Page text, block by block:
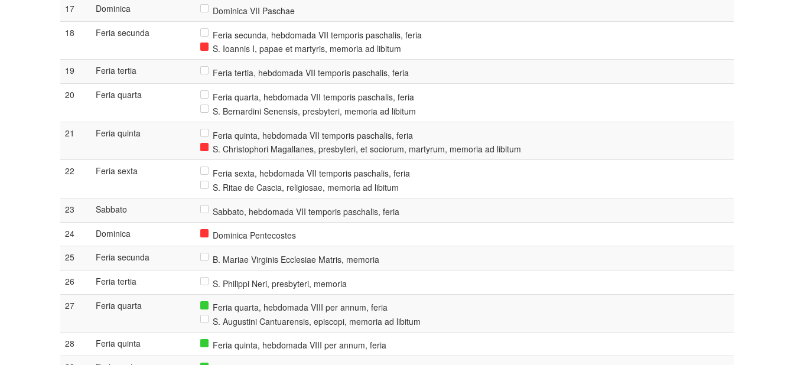
17
Dominica
Dominica VII Paschae
18
Feria secunda
Feria secunda, hebdomada VII temporis paschalis, feria
S. Ioannis I, papae et martyris, memoria ad libitum
19
Feria tertia
Feria tertia, hebdomada VII temporis paschalis, feria
20
Feria quarta
Feria quarta, hebdomada VII temporis paschalis, feria
S. Bernardini Senensis, presbyteri, memoria ad libitum
21
Feria quinta
Feria quinta, hebdomada VII temporis paschalis, feria
S. Christophori Magallanes, presbyteri, et sociorum, martyrum, memoria ad libitum
22
Feria sexta
Feria sexta, hebdomada VII temporis paschalis, feria
S. Ritae de Cascia, religiosae, memoria ad libitum
23
Sabbato
Sabbato, hebdomada VII temporis paschalis, feria
24
Dominica
Dominica Pentecostes
25
Feria secunda
B. Mariae Virginis Ecclesiae Matris, memoria
26
Feria tertia
S. Philippi Neri, presbyteri, memoria
27
Feria quarta
Feria quarta, hebdomada VIII per annum, feria
S. Augustini Cantuarensis, episcopi, memoria ad libitum
28
Feria quinta
Feria quinta, hebdomada VIII per annum, feria